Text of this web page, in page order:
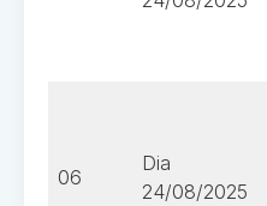
06
Dia
24/08/2025